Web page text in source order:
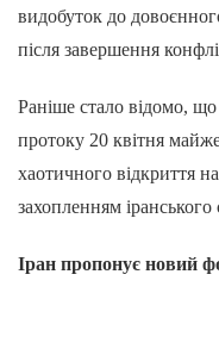
видобуток до
після завершення
Раніше стало відомо,
протоку 20 квітня
хаотичного відкриття
захопленням
Іран пропонує новий